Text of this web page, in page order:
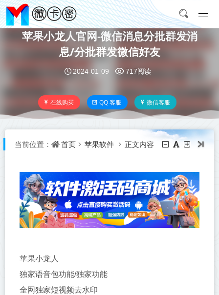
苹果小龙人官网-微信消息分批群发消
息/分批群发微信好友
2024-01-09 717阅读
在线购买 QQ 客服 微信客服
当前位置： 首页 苹果软件 正文内容
苹果小龙人
独家语音包功能/独家功能
全网独家短视频去水印